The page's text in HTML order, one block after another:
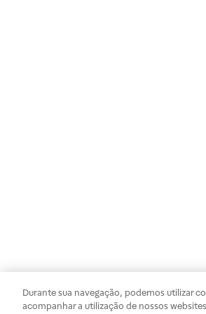
Durante sua navegação, podemos utilizar
acompanhar a utilização de nossos